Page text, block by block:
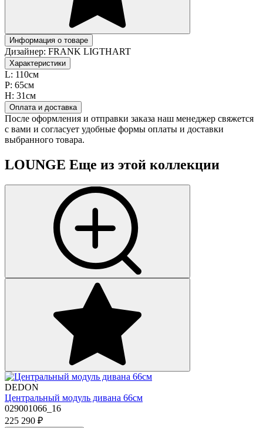
Информация о товаре
Дизайнер: FRANK LIGTHART
Характеристики
L: 110см
P: 65см
H: 31см
Оплата и доставка
После оформления и отправки заказа наш менеджер свяжется
с вами и согласует удобные формы оплаты и доставки
выбранного товара.
LOUNGE Еще из этой коллекции
DEDON
Центральный модуль дивана 66см
029001066_16
225 290 ₽